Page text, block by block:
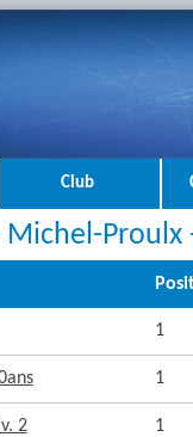
Club
Proulx
1
1
2 1